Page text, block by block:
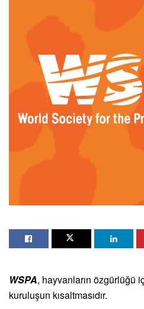
WSPA, hayvanların özgürlüğü
kuruluşun kısaltmasıdır.